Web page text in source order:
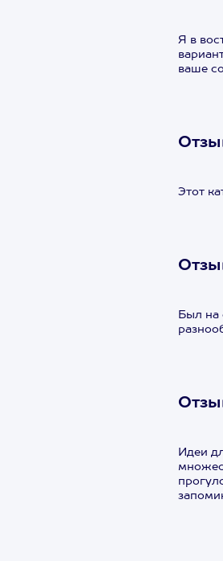
Я в
ваше
Этот
Был на
Идеи